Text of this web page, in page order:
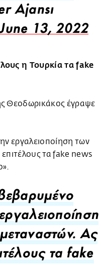
Ajansı
13, 2022
η Τουρκία τα fake
Θεοδωρικάκος έγραψε
εργαλειοποίηση των
τα fake news
Ας
τα fake